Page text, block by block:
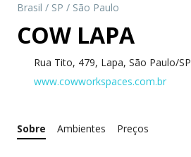
Brasil / SP / São Paulo
COW LAPA
Rua Tito, 479, Lapa, São Paulo/SP
www.cowworkspaces.com.br
Sobre Ambientes Preços